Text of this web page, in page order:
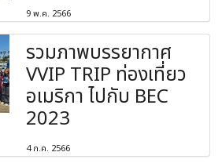
9 พ.ค. 2566
รวมภาพบรรยากาศ
VVIP TRIP ท่องเที่ยว
อเมริกา ไปกับ BEC
2023
4 ก.ค. 2566